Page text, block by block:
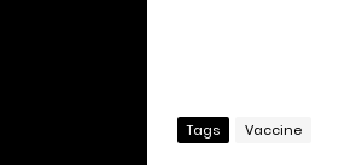
Tags Vaccine